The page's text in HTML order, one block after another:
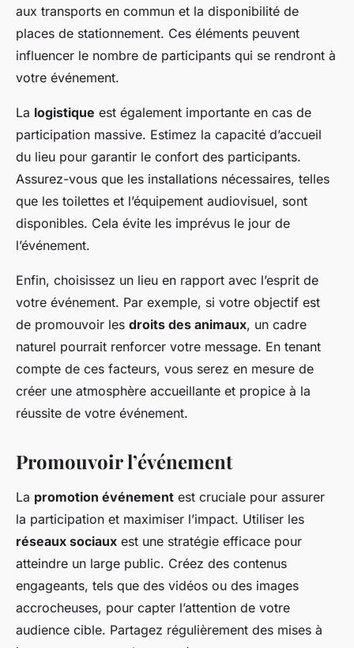
aux transports en commun et la disponibilité de
places de stationnement. Ces éléments peuvent
influencer le nombre de participants qui se rendront à
votre événement.
La logistique est également importante en cas de
participation massive. Estimez la capacité d’accueil
du lieu pour garantir le confort des participants.
Assurez-vous que les installations nécessaires, telles
que les toilettes et l’équipement audiovisuel, sont
disponibles. Cela évite les imprévus le jour de
l’événement.
Enfin, choisissez un lieu en rapport avec l’esprit de
votre événement. Par exemple, si votre objectif est
de promouvoir les droits des animaux, un cadre
naturel pourrait renforcer votre message. En tenant
compte de ces facteurs, vous serez en mesure de
créer une atmosphère accueillante et propice à la
réussite de votre événement.
Promouvoir l’événement
La promotion événement est cruciale pour assurer
la participation et maximiser l’impact. Utiliser les
réseaux sociaux est une stratégie efficace pour
atteindre un large public. Créez des contenus
engageants, tels que des vidéos ou des images
accrocheuses, pour capter l’attention de votre
audience cible. Partagez régulièrement des mises à